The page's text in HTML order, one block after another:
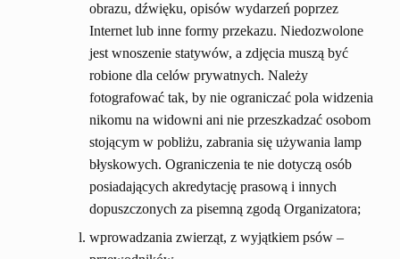
obrazu, dźwięku, opisów wydarzeń poprzez
Internet lub inne formy przekazu. Niedozwolone
jest wnoszenie statywów, a zdjęcia muszą być
robione dla celów prywatnych. Należy
fotografować tak, by nie ograniczać pola widzenia
nikomu na widowni ani nie przeszkadzać osobom
stojącym w pobliżu, zabrania się używania lamp
błyskowych. Ograniczenia te nie dotyczą osób
posiadających akredytację prasową i innych
dopuszczonych za pisemną zgodą Organizatora;
wprowadzania zwierząt, z wyjątkiem psów –